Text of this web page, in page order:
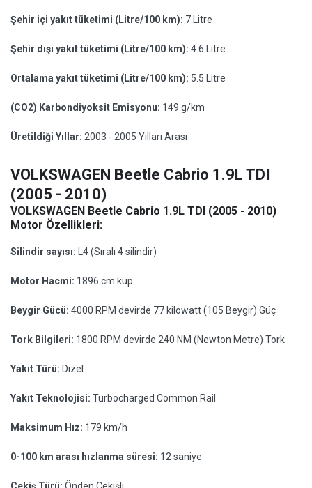
Şehir içi yakıt tüketimi (Litre/100 km): 7 Litre
Şehir dışı yakıt tüketimi (Litre/100 km): 4.6 Litre
Ortalama yakıt tüketimi (Litre/100 km): 5.5 Litre
(CO2) Karbondiyoksit Emisyonu: 149 g/km
Üretildiği Yıllar: 2003 - 2005 Yılları Arası
VOLKSWAGEN Beetle Cabrio 1.9L TDI
(2005 - 2010)
VOLKSWAGEN Beetle Cabrio 1.9L TDI (2005 - 2010)
Motor Özellikleri:
Silindir sayısı: L4 (Sıralı 4 silindir)
Motor Hacmi: 1896 cm küp
Beygir Gücü: 4000 RPM devirde 77 kilowatt (105 Beygir) Güç
Tork Bilgileri: 1800 RPM devirde 240 NM (Newton Metre) Tork
Yakıt Türü: Dizel
Yakıt Teknolojisi: Turbocharged Common Rail
Maksimum Hız: 179 km/h
0-100 km arası hızlanma süresi: 12 saniye